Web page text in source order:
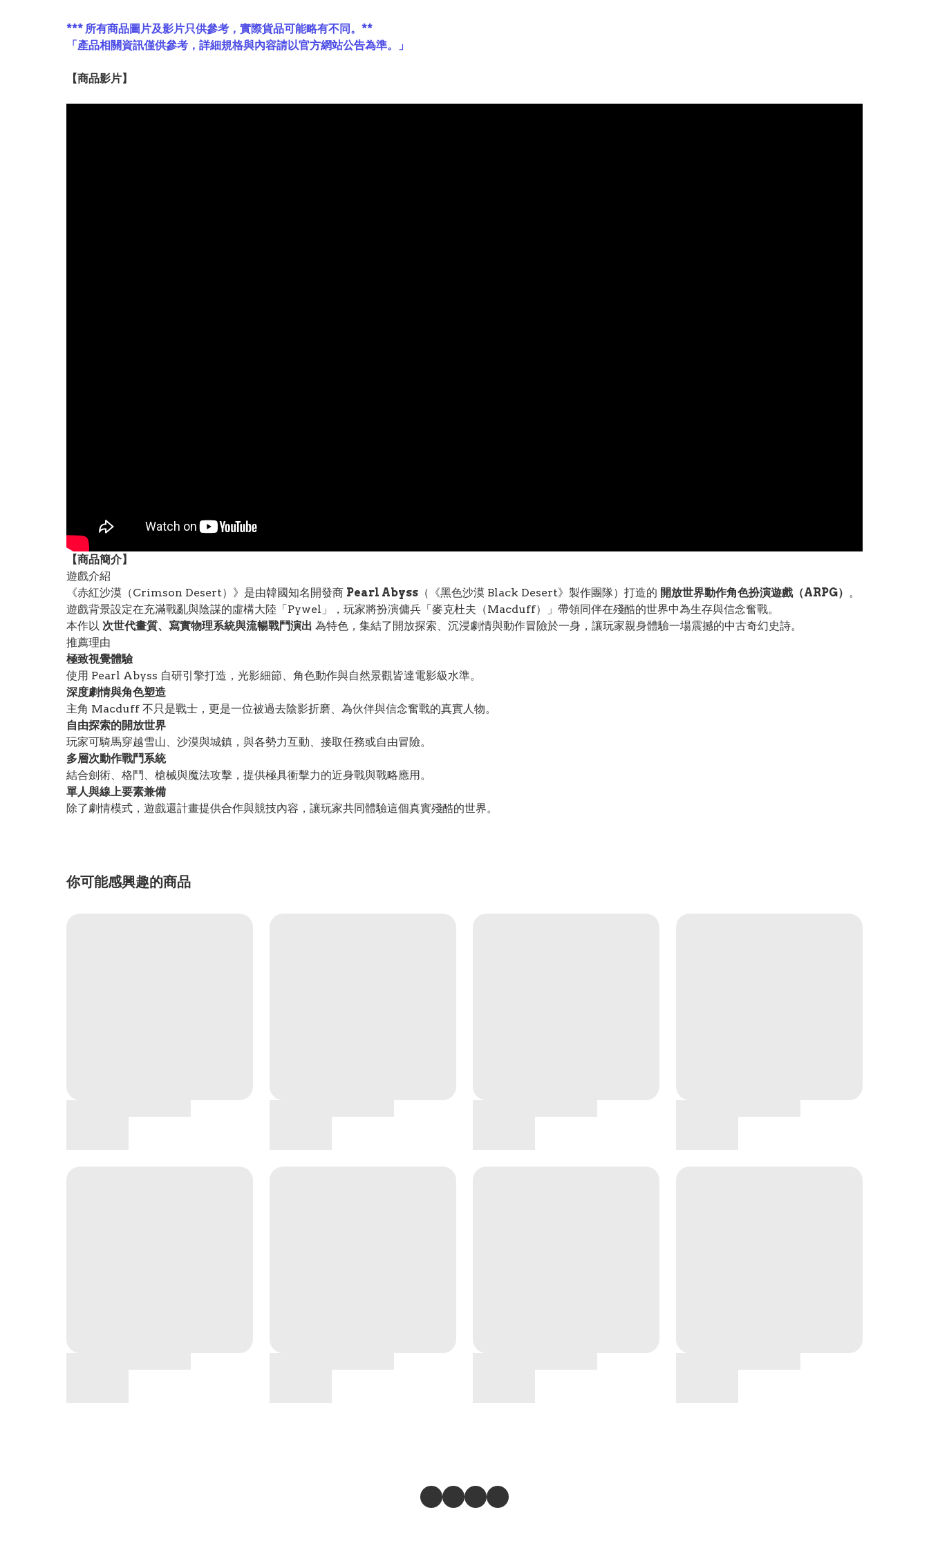
*** 所有商品圖片及影片只供參考，實際貨品可能略有不同。**
「產品相關資訊僅供參考，詳細規格與內容請以官方網站公告為準。」
【商品影片】
【商品簡介】
遊戲介紹
《赤紅沙漠（Crimson Desert）》是由韓國知名開發商 Pearl Abyss （《黑色沙漠 Black Desert》製作團隊）打造的 開放世界動作角色扮演遊戲（ARPG） 。
遊戲背景設定在充滿戰亂與陰謀的虛構大陸「Pywel」，玩家將扮演傭兵「麥克杜夫（Macduff）」帶領同伴在殘酷的世界中為生存與信念奮戰。
本作以 次世代畫質、寫實物理系統與流暢戰鬥演出 為特色，集結了開放探索、沉浸劇情與動作冒險於一身，讓玩家親身體驗一場震撼的中古奇幻史詩。
推薦理由
極致視覺體驗
使用 Pearl Abyss 自研引擎打造，光影細節、角色動作與自然景觀皆達電影級水準。
深度劇情與角色塑造
主角 Macduff 不只是戰士，更是一位被過去陰影折磨、為伙伴與信念奮戰的真實人物。
自由探索的開放世界
玩家可騎馬穿越雪山、沙漠與城鎮，與各勢力互動、接取任務或自由冒險。
多層次動作戰鬥系統
結合劍術、格鬥、槍械與魔法攻擊，提供極具衝擊力的近身戰與戰略應用。
單人與線上要素兼備
除了劇情模式，遊戲還計畫提供合作與競技內容，讓玩家共同體驗這個真實殘酷的世界。
你可能感興趣的商品